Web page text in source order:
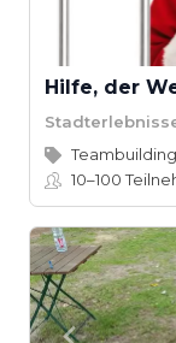
Teambuilding
10–100